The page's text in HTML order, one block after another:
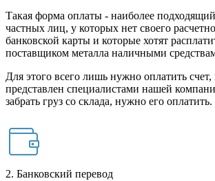
Такая форма оплаты - наиболее
частных лиц, у которых нет своего
банковской карты и которые хотят
поставщиком металла наличными
Для этого всего лишь нужно оплатить
представлен специалистами нашей
забрать груз со склада, нужно его оплатить.
2. Банковский перевод